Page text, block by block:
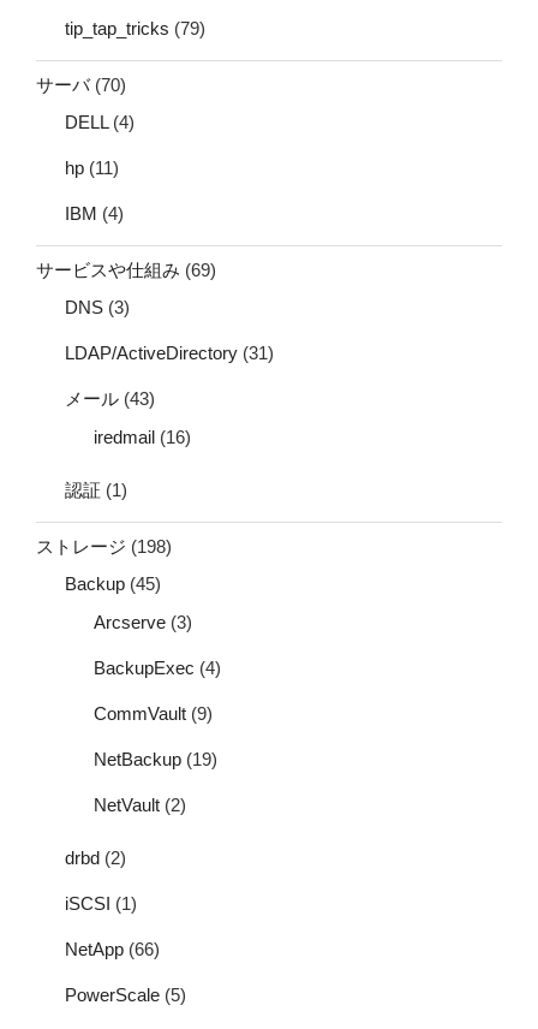
tip_tap_tricks (79)
サーバ(70)
DELL(4)
hp (11)
IBM (4)
サービスや仕組み (69)
DNS (3)
LDAP/ActiveDirectory (31)
メール (43)
iredmail (16)
認証 (1)
ストレージ (198)
Backup (45)
Arcserve (3)
BackupExec (4)
CommVault (9)
NetBackup (19)
NetVault (2)
drbd (2)
iSCSI (1)
NetApp (66)
PowerScale (5)